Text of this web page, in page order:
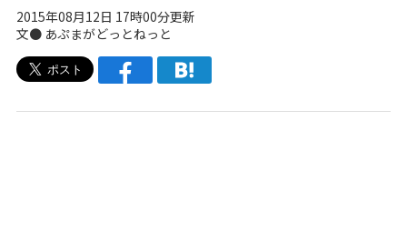
2015年08月12日 17時00分更新
文● あぷまがどっとねっと